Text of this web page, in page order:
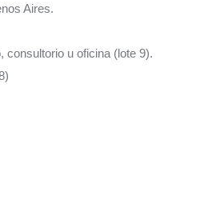
Aires.
consultorio u oficina (lote 9).